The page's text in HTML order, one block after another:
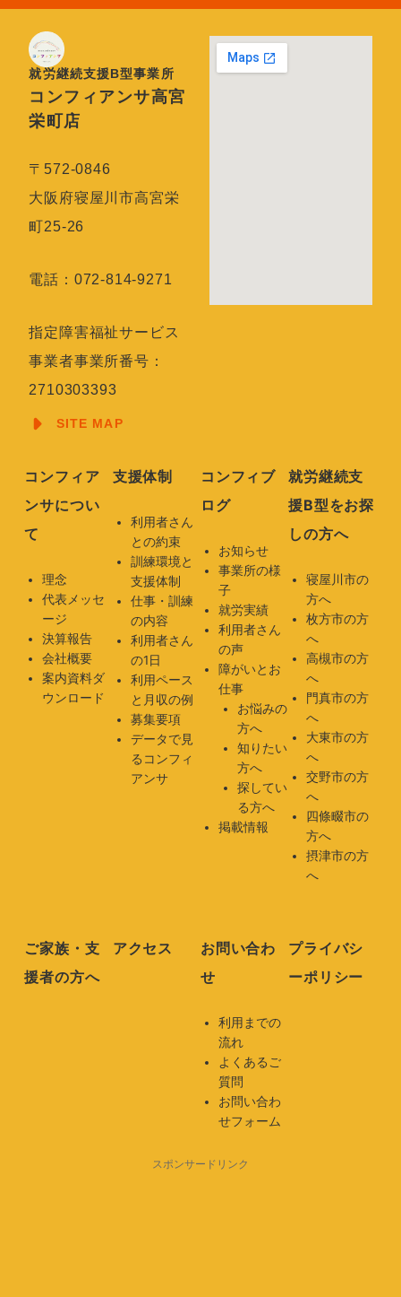
就労継続支援B型事業所
コンフィアンサ高宮
栄町店
〒572-0846
大阪府寝屋川市高宮栄
町25-26
電話：072-814-9271
指定障害福祉サービス
事業者事業所番号：
2710303393
SITE MAP
コンフィア
ンサについ
て
理念
代表メッセ
ージ
決算報告
会社概要
案内資料ダ
ウンロード
支援体制
利用者さん
との約束
訓練環境と
支援体制
仕事・訓練
の内容
利用者さん
の1日
利用ペース
と月収の例
募集要項
データで見
るコンフィ
アンサ
コンフィブ
ログ
お知らせ
事業所の様
子
就労実績
利用者さん
の声
障がいとお
仕事
お悩みの
方へ
知りたい
方へ
探してい
る方へ
掲載情報
就労継続支
援B型をお探
しの方へ
寝屋川市の
方へ
枚方市の方
へ
高槻市の方
へ
門真市の方
へ
大東市の方
へ
交野市の方
へ
四條畷市の
方へ
摂津市の方
へ
ご家族・支
援者の方へ
アクセス
お問い合わ
せ
利用までの
流れ
よくあるご
質問
お問い合わ
せフォーム
プライバシ
ーポリシー
スポンサードリンク